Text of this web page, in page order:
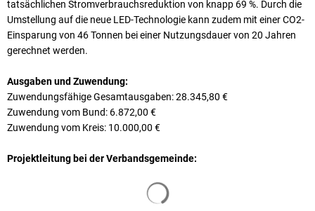
tatsächlichen Stromverbrauchsreduktion von knapp 69 %. Durch die
Umstellung auf die neue LED-Technologie kann zudem mit einer CO2-
Einsparung von 46 Tonnen bei einer Nutzungsdauer von 20 Jahren
gerechnet werden.
Ausgaben und Zuwendung:
Zuwendungsfähige Gesamtausgaben: 28.345,80 €
Zuwendung vom Bund: 6.872,00 €
Zuwendung vom Kreis: 10.000,00 €
Projektleitung bei der Verbandsgemeinde: